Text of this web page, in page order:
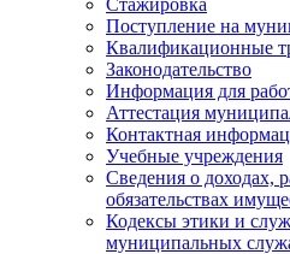
Поступление на
Квалификационные
Законодательство
Информация для
Аттестация
Контактная
Учебные учреждения
Сведения о доходах,
обязательствах
Кодексы этики и
муниципальных